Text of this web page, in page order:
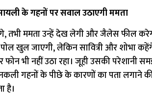
के गहनों पर सवाल उठाएगी ममता
ममता उन्हें देख लेगी और जैलेस फील
खुल जाएगी, लेकिन सावित्री और
भी नहीं उठा रहा। जूही उसकी परेशानी
गहनों के पीछे के कारणों का पता लगाने
है।